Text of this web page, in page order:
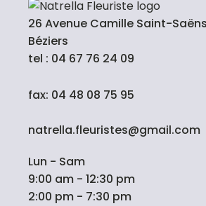
26 Avenue Camille Saint-
Béziers
tel : 04 67 76 24 09
fax: 04 48 08 75 95
natrella.fleuristes@gmail.com
Lun - Sam
9:00 am - 12:30 pm
2:00 pm - 7:30 pm